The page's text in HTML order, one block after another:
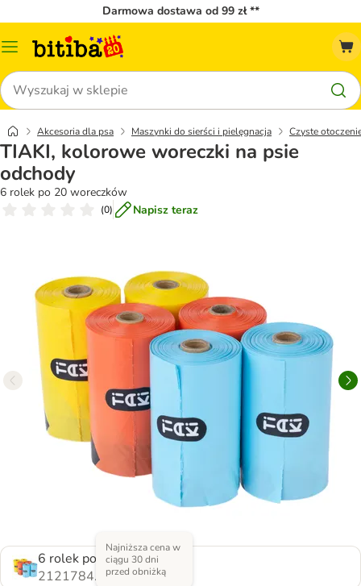
Darmowa dostawa od 99 zł **
Menu
Szukaj
Akcesoria dla psa Maszynki do sierści i pielęgnacja Czyste
TIAKI, kolorowe woreczki na psie
odchody
6 rolek po 20 woreczków
(0) Napisz teraz
6 rolek po 20 woreczków
2121784.0
Najniższa cena w
ciągu 30 dni
przed obniżką